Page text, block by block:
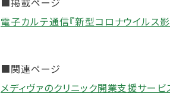
電子カルテ通信『新型コロナウイルス
■関連ページ
メディヴァのクリニック開業支援サービ